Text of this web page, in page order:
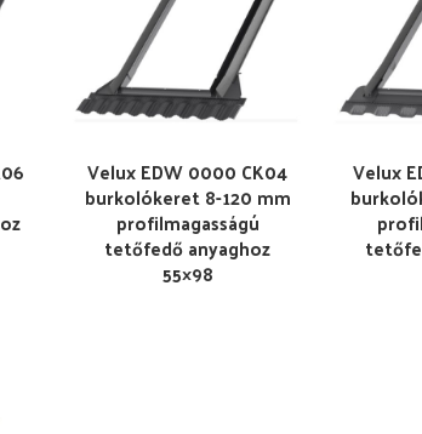
Velux EDW 0000 CK04
burkolókeret 8-120 mm
profilmagasságú
tetőfedő anyaghoz
55×98
Velux